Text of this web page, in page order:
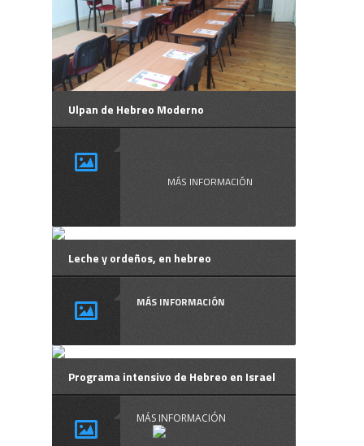
Ulpan de Hebreo Moderno
MÁS INFORMACIÓN
Leche y ordeños, en hebreo
MÁS INFORMACIÓN
Programa intensivo de Hebreo en Israel
MÁS INFORMACIÓN